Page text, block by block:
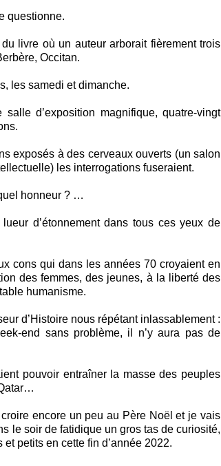
questionne.
livre où un auteur arborait fièrement trois
Occitan.
les samedi et dimanche.
d’exposition magnifique, quatre-vingt
exposés à des cerveaux ouverts (un salon
les interrogations fuseraient.
honneur ? …
d’étonnement dans tous ces yeux de
cons qui dans les années 70 croyaient en
des femmes, des jeunes, à la liberté des
humanisme.
d’Histoire nous répétant inlassablement :
end sans problème, il n’y aura pas de
pouvoir entraîner la masse des peuples
encore un peu au Père Noël et je vais
le soir de fatidique un gros tas de curiosité,
petits en cette fin d’année 2022.